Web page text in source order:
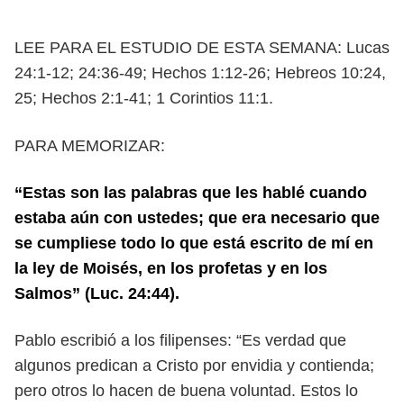
LEE PARA EL ESTUDIO DE ESTA SEMANA: Lucas
24:1-12; 24:36-49; Hechos 1:12-26; Hebreos 10:24,
25; Hechos 2:1-41; 1 Corintios 11:1.
PARA MEMORIZAR:
“Estas son las palabras que les hablé cuando
estaba aún con ustedes; que era necesario que
se cumpliese todo lo que está escrito de mí en
la ley de Moisés, en los profetas y en los
Salmos” (Luc. 24:44).
Pablo escribió a los filipenses: “Es verdad que
algunos predican a Cristo por envidia y contienda;
pero otros lo hacen de buena voluntad. Estos lo